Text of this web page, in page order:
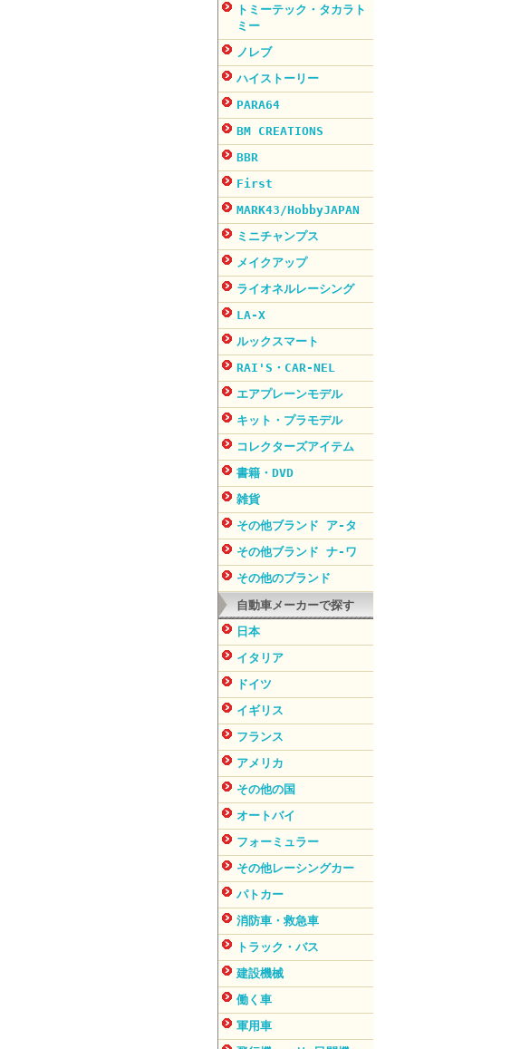
トミーテック・タカラト
ミー
ノレブ
ハイストーリー
PARA64
BM CREATIONS
BBR
First
MARK43/HobbyJAPAN
ミニチャンプス
メイクアップ
ライオネルレーシング
LA-X
ルックスマート
RAI'S・CAR-NEL
エアプレーンモデル
キット・プラモデル
コレクターズアイテム
書籍・DVD
雑貨
その他ブランド ア-タ
その他ブランド ナ-ワ
その他のブランド
自動車メーカーで探す
日本
イタリア
ドイツ
イギリス
フランス
アメリカ
その他の国
オートバイ
フォーミュラー
その他レーシングカー
パトカー
消防車・救急車
トラック・バス
建設機械
働く車
軍用車